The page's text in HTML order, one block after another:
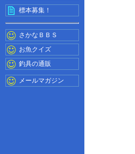
標本募集！
さかなＢＢＳ
お魚クイズ
釣具の通販
メールマガジン